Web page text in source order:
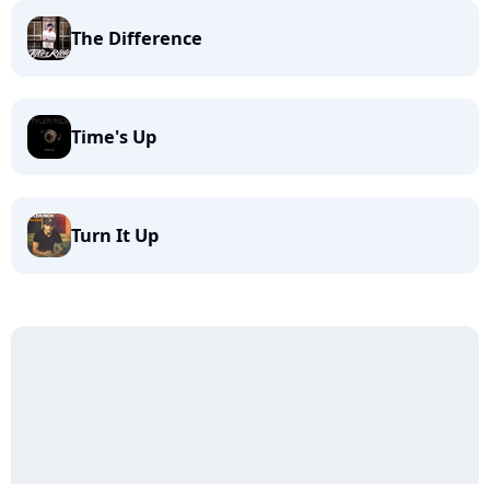
The Difference
Time's Up
Turn It Up